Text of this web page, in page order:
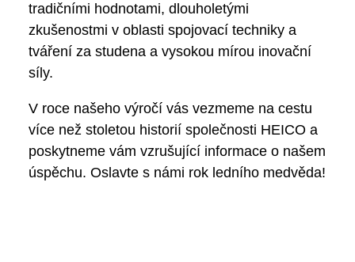
tradičními hodnotami, dlouholetými
zkušenostmi v oblasti spojovací techniky a
tváření za studena a vysokou mírou inovační
síly.
V roce našeho výročí vás vezmeme na cestu
více než stoletou historií společnosti HEICO a
poskytneme vám vzrušující informace o našem
úspěchu. Oslavte s námi rok ledního medvěda!